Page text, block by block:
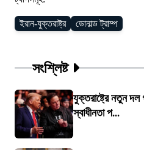
ইরান-যুক্তরাষ্ট্র ডোনাল্ড ট্রাম্প
সংশ্লিষ্ট
যুক্তরাষ্ট্রে নতুন
স্বাধীনতা প...